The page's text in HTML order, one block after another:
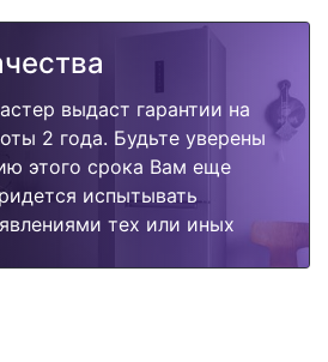
выдаст гарантии на
2 года. Будьте уверены
этого срока Вам еще
испытывать
тех или иных